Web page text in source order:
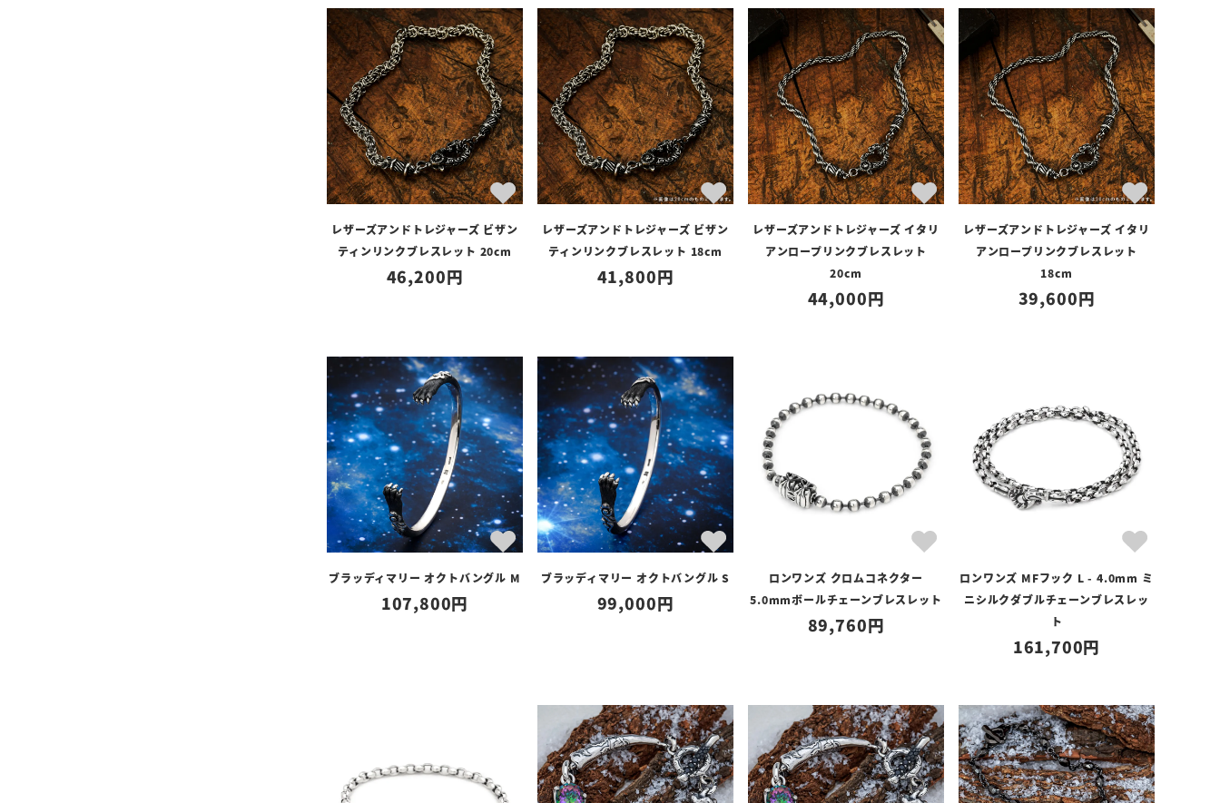
レザーズアンドトレジャーズ ビザン
ティンリンクブレスレット 20cm
46,200
レザーズアンドトレジャーズ ビザン
ティンリンクブレスレット 18cm
41,800
レザーズアンドトレジャーズ イタリ
アンロープリンクブレスレット
20cm
44,000
レザーズアンドトレジャーズ イタリ
アンロープリンクブレスレット
18cm
39,600
ブラッディマリー オクトバングル M
107,800
ブラッディマリー オクトバングル S
99,000
ロンワンズ クロムコネクター
5.0mmボールチェーンブレスレット
89,760
ロンワンズ MFフック L - 4.0mm ミ
ニシルクダブルチェーンブレスレッ
ト
161,700